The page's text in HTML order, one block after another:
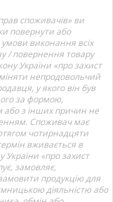
споживачів» ви
повернути або
виконання всіх
/ повернення товару
України «про захист
непродовольчий
у якого він був
за формою,
або з інших причин не
Споживач має
чотирнадцяти
вживається в
України «про захист
замовляє,
продукцію для
діяльністю або